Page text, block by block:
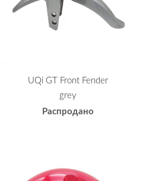
UQi GT Front Fender
grey
Распродано